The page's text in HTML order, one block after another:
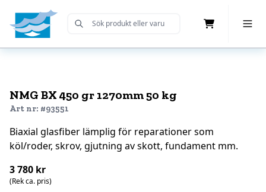
Home Submit Search
NMG BX 450 gr 1270mm 50 kg
Art nr: #93551
Biaxial glasfiber lämplig för reparationer som
köl/roder, skrov, gjutning av skott, fundament mm.
3 780 kr
(Rek ca. pris)